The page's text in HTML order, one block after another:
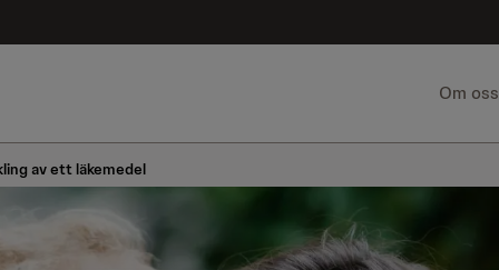
Om oss
av ett läkemedel